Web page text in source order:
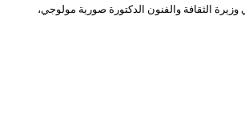
سيد أحمد أقومي، وقالت “معالي وزيرة الثقافة والفنون الدكتورة صورية مولوجي،